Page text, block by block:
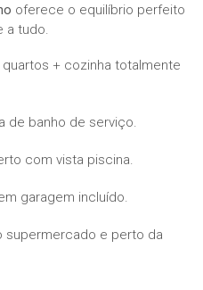
oferece o equilíbrio perfeito
tudo.
quartos + cozinha totalmente
de banho de serviço.
com vista piscina.
garagem incluído.
supermercado e perto da